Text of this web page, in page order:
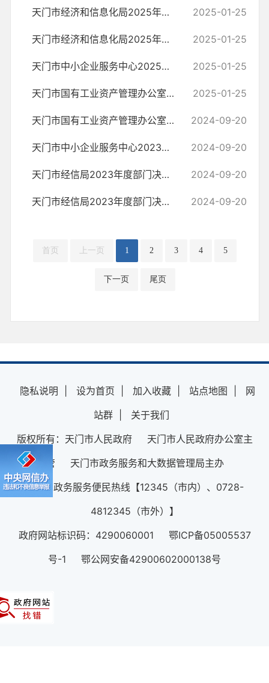
天门市经济和信息化局2025年部门预算公开（汇总） 2025-01-25
天门市经济和信息化局2025年部门预算公开（本级） 2025-01-25
天门市中小企业服务中心2025年部门预算公开 2025-01-25
天门市国有工业资产管理办公室2025年部门预算公开 2025-01-25
天门市国有工业资产管理办公室2023年度部门决算 2024-09-20
天门市中小企业服务中心2023年度部门决算 2024-09-20
天门市经信局2023年度部门决算(汇总) 2024-09-20
天门市经信局2023年度部门决算(本级) 2024-09-20
首页 上一页 1 2 3 4 5
下一页 尾页
隐私说明 设为首页 加入收藏 站点地图
网
站群
关于我们
版权所有：天门市人民政府 天门市人民政府办公室主
管 天门市政务服务和大数据管理局主办
12345政务服务便民热线【12345（市内）、0728-
4812345（市外）】
政府网站标识码：4290060001 鄂ICP备05005537
号-1 鄂公网安备42900602000138号